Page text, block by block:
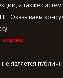
а также
Оказываем
лицами.
является